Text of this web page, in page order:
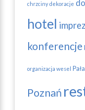
chrzciny dekoracje
hotel
konferencje
organizacja wesel
Poznań